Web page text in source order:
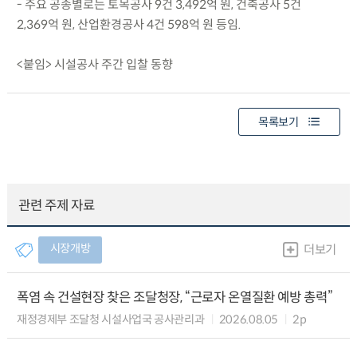
- 주요 공종별로는 토목공사 9건 3,492억 원, 건축공사 5건
2,369억 원, 산업환경공사 4건 598억 원 등임.
<붙임> 시설공사 주간 입찰 동향
목록보기
관련 주제 자료
시장개방 더보기
폭염 속 건설현장 찾은 조달청장, “근로자 온열질환 예방 총력”
재정경제부 조달청 시설사업국 공사관리과 2026.08.05 2p